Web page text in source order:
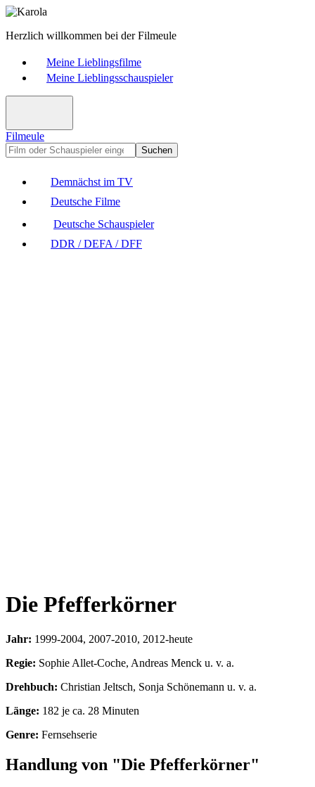
Herzlich willkommen bei der Filmeule
Meine Lieblingsfilme
Meine Lieblingsschauspieler
Filmeule
Suchen
Demnächst im TV
Deutsche Filme
Deutsche Schauspieler
DDR / DEFA / DFF
Die Pfefferkörner
Jahr: 1999-2004, 2007-2010, 2012-heute
Regie: Sophie Allet-Coche, Andreas Menck u. v. a.
Drehbuch: Christian Jeltsch, Sonja Schönemann u. v. a.
Länge: 182 je ca. 28 Minuten
Genre: Fernsehserie
Handlung von "Die Pfefferkörner"